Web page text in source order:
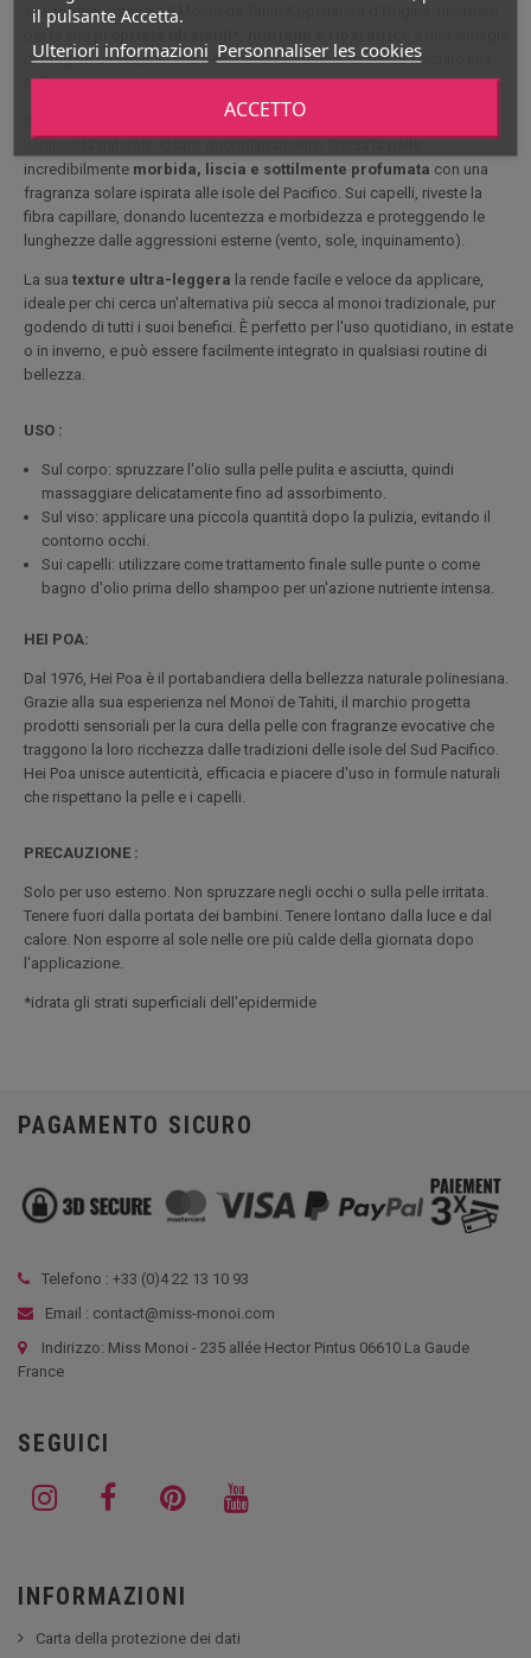
il pulsante Accetta.
Ulteriori informazioni Personnaliser les cookies
ACCETTO
sua formula associa il Monoï de Tahiti Appellation d'Origine, rinomato
di pregiati oli vegetali che penetrano rapidamente senza lasciare una
pellicola grassa.
Sulla pelle, nutre in profondità, migliora l'elasticità e rivela una
incredibilmente morbida, liscia e sottilmente profumata con una
fragranza solare ispirata alle isole del Pacifico. Sui capelli, riveste la
fibra capillare, donando lucentezza e morbidezza e proteggendo le
lunghezze dalle aggressioni esterne (vento, sole, inquinamento).
La sua texture ultra-leggera la rende facile e veloce da applicare,
ideale per chi cerca un'alternativa più secca al monoi tradizionale, pur
godendo di tutti i suoi benefici. È perfetto per l'uso quotidiano, in estate
o in inverno, e può essere facilmente integrato in qualsiasi routine di
bellezza.
USO :
Sul corpo: spruzzare l'olio sulla pelle pulita e asciutta, quindi
massaggiare delicatamente fino ad assorbimento.
Sul viso: applicare una piccola quantità dopo la pulizia, evitando il
contorno occhi.
Sui capelli: utilizzare come trattamento finale sulle punte o come
bagno d'olio prima dello shampoo per un'azione nutriente intensa.
HEI POA:
Dal 1976, Hei Poa è il portabandiera della bellezza naturale polinesiana.
Grazie alla sua esperienza nel Monoï de Tahiti, il marchio progetta
prodotti sensoriali per la cura della pelle con fragranze evocative che
traggono la loro ricchezza dalle tradizioni delle isole del Sud Pacifico.
Hei Poa unisce autenticità, efficacia e piacere d'uso in formule naturali
che rispettano la pelle e i capelli.
PRECAUZIONE :
Solo per uso esterno. Non spruzzare negli occhi o sulla pelle irritata.
Tenere fuori dalla portata dei bambini. Tenere lontano dalla luce e dal
calore. Non esporre al sole nelle ore più calde della giornata dopo
l'applicazione.
*idrata gli strati superficiali dell'epidermide
PAGAMENTO SICURO
Telefono : +33 (0)4 22 13 10 93
Email : contact@miss-monoi.com
Indirizzo: Miss Monoi - 235 allée Hector Pintus 06610 La Gaude
France
SEGUICI
INFORMAZIONI
Carta della protezione dei dati